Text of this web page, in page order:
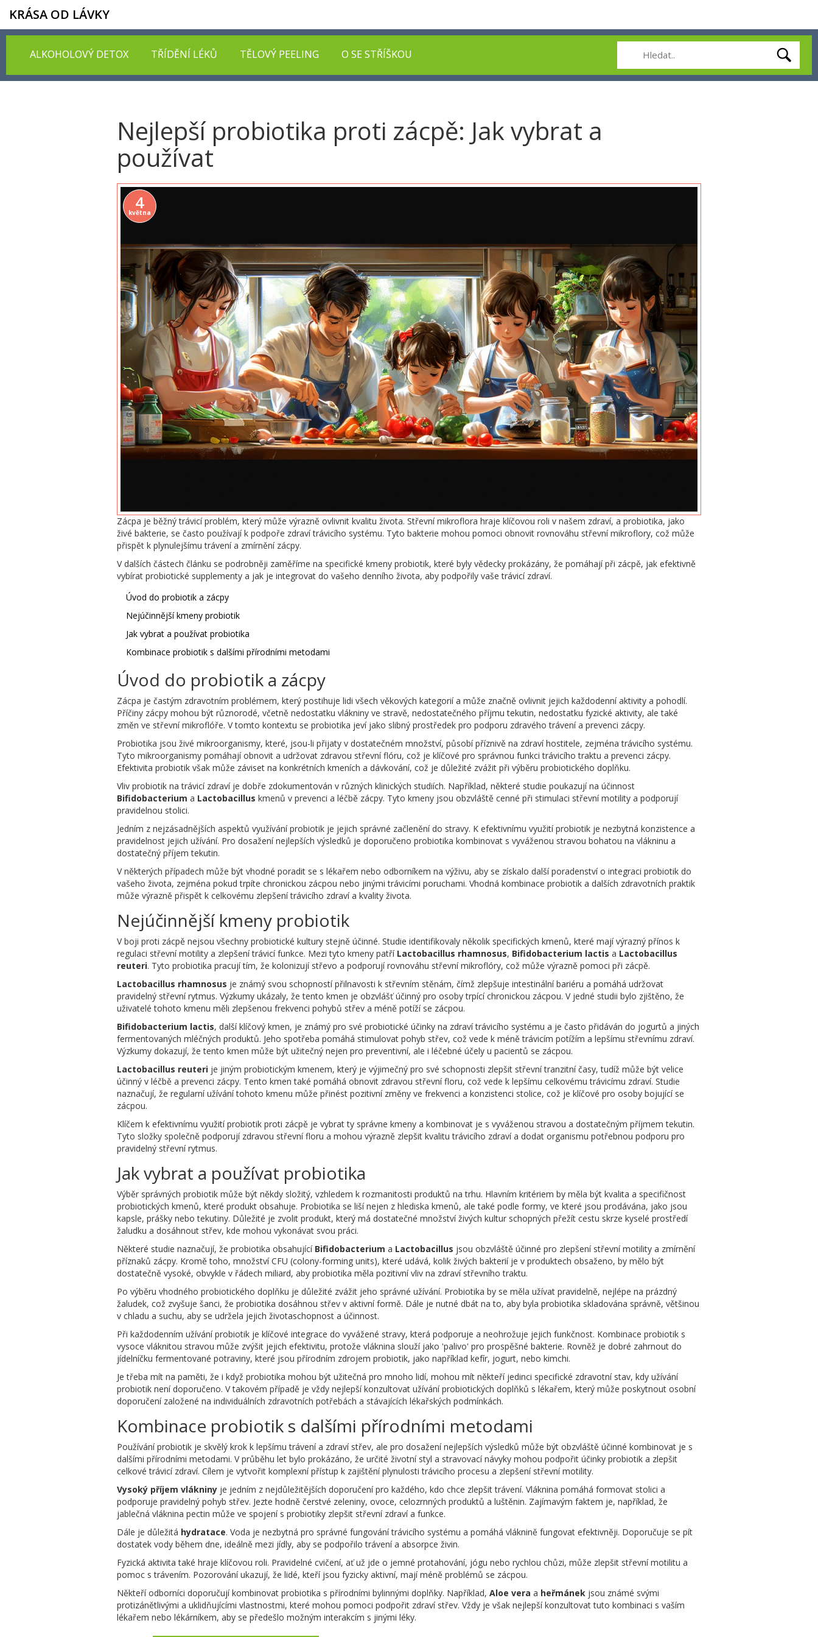
KRÁSA OD LÁVKY
ALKOHOLOVÝ DETOX TŘÍDĚNÍ LÉKŮ TĚLOVÝ PEELING O SE STŘÍŠKOU
Nejlepší probiotika proti zácpě: Jak vybrat a
používat
4
května
Zácpa je běžný trávicí problém, který může výrazně ovlivnit kvalitu života. Střevní mikroflora hraje klíčovou roli v našem zdraví, a probiotika, jako
živé bakterie, se často používají k podpoře zdraví trávicího systému. Tyto bakterie mohou pomoci obnovit rovnováhu střevní mikroflory, což může
přispět k plynulejšímu trávení a zmírnění zácpy.
V dalších částech článku se podrobněji zaměříme na specifické kmeny probiotik, které byly vědecky prokázány, že pomáhají při zácpě, jak efektivně
vybírat probiotické supplementy a jak je integrovat do vašeho denního života, aby podpořily vaše trávicí zdraví.
Úvod do probiotik a zácpy
Nejúčinnější kmeny probiotik
Jak vybrat a používat probiotika
Kombinace probiotik s dalšími přírodními metodami
Úvod do probiotik a zácpy
Zácpa je častým zdravotním problémem, který postihuje lidi všech věkových kategorií a může značně ovlivnit jejich každodenní aktivity a pohodlí.
Příčiny zácpy mohou být různorodé, včetně nedostatku vlákniny ve stravě, nedostatečného příjmu tekutin, nedostatku fyzické aktivity, ale také
změn ve střevní mikroflóře. V tomto kontextu se probiotika jeví jako slibný prostředek pro podporu zdravého trávení a prevenci zácpy.
Probiotika jsou živé mikroorganismy, které, jsou-li přijaty v dostatečném množství, působí příznivě na zdraví hostitele, zejména trávicího systému.
Tyto mikroorganismy pomáhají obnovit a udržovat zdravou střevní flóru, což je klíčové pro správnou funkci trávicího traktu a prevenci zácpy.
Efektivita probiotik však může záviset na konkrétních kmeních a dávkování, což je důležité zvážit při výběru probiotického doplňku.
Vliv probiotik na trávicí zdraví je dobře zdokumentován v různých klinických studiích. Například, některé studie poukazují na účinnost
Bifidobacterium a Lactobacillus kmenů v prevenci a léčbě zácpy. Tyto kmeny jsou obzvláště cenné při stimulaci střevní motility a podporují
pravidelnou stolici.
Jedním z nejzásadnějších aspektů využívání probiotik je jejich správné začlenění do stravy. K efektivnímu využití probiotik je nezbytná konzistence a
pravidelnost jejich užívání. Pro dosažení nejlepších výsledků je doporučeno probiotika kombinovat s vyváženou stravou bohatou na vlákninu a
dostatečný příjem tekutin.
V některých případech může být vhodné poradit se s lékařem nebo odborníkem na výživu, aby se získalo další poradenství o integraci probiotik do
vašeho života, zejména pokud trpíte chronickou zácpou nebo jinými trávicími poruchami. Vhodná kombinace probiotik a dalších zdravotních praktik
může výrazně přispět k celkovému zlepšení trávicího zdraví a kvality života.
Nejúčinnější kmeny probiotik
V boji proti zácpě nejsou všechny probiotické kultury stejně účinné. Studie identifikovaly několik specifických kmenů, které mají výrazný přínos k
regulaci střevní motility a zlepšení trávicí funkce. Mezi tyto kmeny patří Lactobacillus rhamnosus, Bifidobacterium lactis a Lactobacillus
reuteri. Tyto probiotika pracují tím, že kolonizují střevo a podporují rovnováhu střevní mikroflóry, což může výrazně pomoci při zácpě.
Lactobacillus rhamnosus je známý svou schopností přilnavosti k střevním stěnám, čímž zlepšuje intestinální bariéru a pomáhá udržovat
pravidelný střevní rytmus. Výzkumy ukázaly, že tento kmen je obzvlášť účinný pro osoby trpící chronickou zácpou. V jedné studii bylo zjištěno, že
uživatelé tohoto kmenu měli zlepšenou frekvenci pohybů střev a méně potíží se zácpou.
Bifidobacterium lactis, další klíčový kmen, je známý pro své probiotické účinky na zdraví trávicího systému a je často přidáván do jogurtů a jiných
fermentovaných mléčných produktů. Jeho spotřeba pomáhá stimulovat pohyb střev, což vede k méně trávicím potížím a lepšímu střevnímu zdraví.
Výzkumy dokazují, že tento kmen může být užitečný nejen pro preventivní, ale i léčebné účely u pacientů se zácpou.
Lactobacillus reuteri je jiným probiotickým kmenem, který je výjimečný pro své schopnosti zlepšit střevní tranzitní časy, tudíž může být velice
účinný v léčbě a prevenci zácpy. Tento kmen také pomáhá obnovit zdravou střevní floru, což vede k lepšímu celkovému trávicímu zdraví. Studie
naznačují, že regularní užívání tohoto kmenu může přinést pozitivní změny ve frekvenci a konzistenci stolice, což je klíčové pro osoby bojující se
zácpou.
Klíčem k efektivnímu využití probiotik proti zácpě je vybrat ty správne kmeny a kombinovat je s vyváženou stravou a dostatečným příjmem tekutin.
Tyto složky společně podporují zdravou střevní floru a mohou výrazně zlepšit kvalitu trávicího zdraví a dodat organismu potřebnou podporu pro
pravidelný střevní rytmus.
Jak vybrat a používat probiotika
Výběr správných probiotik může být někdy složitý, vzhledem k rozmanitosti produktů na trhu. Hlavním kritériem by měla být kvalita a specifičnost
probiotických kmenů, které produkt obsahuje. Probiotika se liší nejen z hlediska kmenů, ale také podle formy, ve které jsou prodávána, jako jsou
kapsle, prášky nebo tekutiny. Důležité je zvolit produkt, který má dostatečné množství živých kultur schopných přežít cestu skrze kyselé prostředí
žaludku a dosáhnout střev, kde mohou vykonávat svou práci.
Některé studie naznačují, že probiotika obsahující Bifidobacterium a Lactobacillus jsou obzvláště účinné pro zlepšení střevní motility a zmírnění
příznaků zácpy. Kromě toho, množství CFU (colony-forming units), které udává, kolik živých bakterií je v produktech obsaženo, by mělo být
dostatečně vysoké, obvykle v řádech miliard, aby probiotika měla pozitivní vliv na zdraví střevního traktu.
Po výběru vhodného probiotického doplňku je důležité zvážit jeho správné užívání. Probiotika by se měla užívat pravidelně, nejlépe na prázdný
žaludek, což zvyšuje šanci, že probiotika dosáhnou střev v aktivní formě. Dále je nutné dbát na to, aby byla probiotika skladována správně, většinou
v chladu a suchu, aby se udržela jejich životaschopnost a účinnost.
Při každodenním užívání probiotik je klíčové integrace do vyvážené stravy, která podporuje a neohrožuje jejich funkčnost. Kombinace probiotik s
vysoce vláknitou stravou může zvýšit jejich efektivitu, protože vláknina slouží jako 'palivo' pro prospěšné bakterie. Rovněž je dobré zahrnout do
jídelníčku fermentované potraviny, které jsou přírodním zdrojem probiotik, jako například kefír, jogurt, nebo kimchi.
Je třeba mít na paměti, že i když probiotika mohou být užitečná pro mnoho lidí, mohou mít někteří jedinci specifické zdravotní stav, kdy užívání
probiotik není doporučeno. V takovém případě je vždy nejlepší konzultovat užívání probiotických doplňků s lékařem, který může poskytnout osobní
doporučení založené na individuálních zdravotních potřebách a stávajících lékařských podmínkách.
Kombinace probiotik s dalšími přírodními metodami
Používání probiotik je skvělý krok k lepšímu trávení a zdraví střev, ale pro dosažení nejlepších výsledků může být obzvláště účinné kombinovat je s
dalšími přírodními metodami. V průběhu let bylo prokázáno, že určité životní styl a stravovací návyky mohou podpořit účinky probiotik a zlepšit
celkové trávicí zdraví. Cílem je vytvořit komplexní přístup k zajištění plynulosti trávicího procesu a zlepšení střevní motility.
Vysoký příjem vlákniny je jedním z nejdůležitějších doporučení pro každého, kdo chce zlepšit trávení. Vláknina pomáhá formovat stolici a
podporuje pravidelný pohyb střev. Jezte hodně čerstvé zeleniny, ovoce, celozrnných produktů a luštěnin. Zajímavým faktem je, například, že
jablečná vláknina pectin může ve spojení s probiotiky zlepšit střevní zdraví a funkce.
Dále je důležitá hydratace. Voda je nezbytná pro správné fungování trávicího systému a pomáhá vláknině fungovat efektivněji. Doporučuje se pít
dostatek vody během dne, ideálně mezi jídly, aby se podpořilo trávení a absorpce živin.
Fyzická aktivita také hraje klíčovou roli. Pravidelné cvičení, ať už jde o jemné protahování, jógu nebo rychlou chůzi, může zlepšit střevní motilitu a
pomoc s trávením. Pozorování ukazují, že lidé, kteří jsou fyzicky aktivní, mají méně problémů se zácpou.
Někteří odborníci doporučují kombinovat probiotika s přírodními bylinnými doplňky. Například, Aloe vera a heřmánek jsou známé svými
protizánětlivými a uklidňujícími vlastnostmi, které mohou pomoci podpořit zdraví střev. Vždy je však nejlepší konzultovat tuto kombinaci s vaším
lékařem nebo lékárníkem, aby se předešlo možným interakcím s jinými léky.